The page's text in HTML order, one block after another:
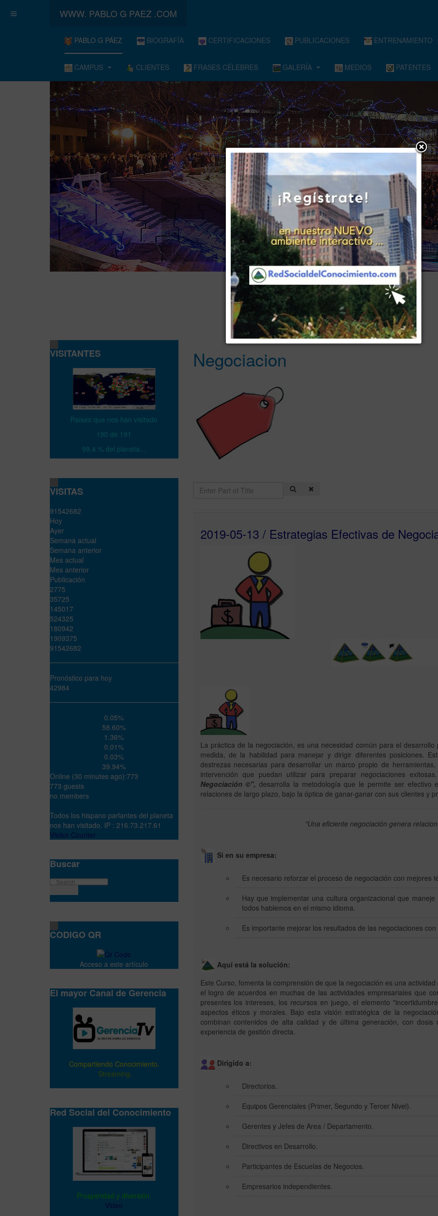
WWW. PABLO G PAEZ .COM
PABLO G PÁEZ BIOGRAFÍA CERTIFICACIONES PUBLICACIONES ENTRENAMIENTO
CAMPUS CLIENTES FRASES CÉLEBRES GALERÍA MEDIOS PATENTES
www . piramide digital . com
Gerencia:Clientes, Estrategia, Personal y Sistemas/Procesos...
Negociacion
Enter
2019-05-13 / Estrategias Efectivas de
La práctica de la negociación, es una necesidad común para el
medida, de la habilidad para manejar y dirigir diferentes posiciones.
destrezas necesarias para desarrollar un marco propio de
intervención que puedan utilizar para preparar negociaciones
Negociación ©", desarrolla la metodología que le permite ser efectivo
relaciones de largo plazo, bajo la óptica de ganar-ganar con sus clientes y
"Una eficiente negociación genera
Si en su empresa:
Es necesario reforzar el proceso de negociación con mejores
Hay que implementar una cultura organizacional que
todos hablemos en el mismo idioma.
Es importante mejorar los resultados de las negociaciones
Aquí está la solución:
Este Curso, fomenta la comprensión de que la negociación es una
el logro de acuerdos en muchas de las actividades empresariales que
presentes los intereses, los recursos en juego, el elemento
aspectos éticos y morales. Bajo esta visión estratégica de la
combinan contenidos de alta calidad y de última generación, con
experiencia de gestión directa.
Dirigido a:
Directorios.
Equipos Gerenciales (Primer, Segundo y Tercer Nivel).
Gerentes y Jefes de Area / Departamento.
Directivos en Desarrollo.
Participantes de Escuelas de Negocios.
Empresarios independientes.
VISITANTES
Países que nos han visitado
190 de 191
99,4 % del planeta...
VISITAS
91542682
Hoy
Ayer
Semana actual
Semana anterior
Mes actual
Mes anterior
Publicación
2775
35725
145017
524325
180942
1909375
91542682
Pronóstico para hoy
42984
0.05%
58.60%
1.36%
0.01%
0.03%
39.94%
Online (30 minutes ago):773
773 guests
no members
Todos los hispano parlantes del planeta
nos han visitado. IP : 216.73.217.61
Visitor Counter
Buscar
CODIGO QR
Acceso a este artículo
El mayor Canal de Gerencia
Compartiendo Conocimiento.
Streaming.
Red Social del Conocimiento
Prosperidad y diversión.
Video